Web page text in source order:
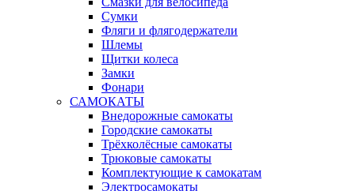
Сумки
Фляги и флягодержатели
Шлемы
Щитки колеса
Замки
Фонари
САМОКАТЫ
Внедорожные самокаты
Городские самокаты
Трёхколёсные самокаты
Трюковые самокаты
Комплектующие к самокатам
Электросамокаты